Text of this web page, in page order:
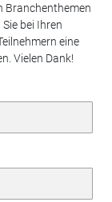
Branchenthemen
bei Ihren
eine
Vielen Dank!